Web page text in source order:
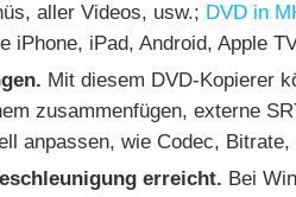
aller Videos, usw.; DVD in
iPad, Android, Apple
Mit diesem DVD-Kopierer
zusammenfügen, externe
anpassen, wie Codec,
erreicht. Bei